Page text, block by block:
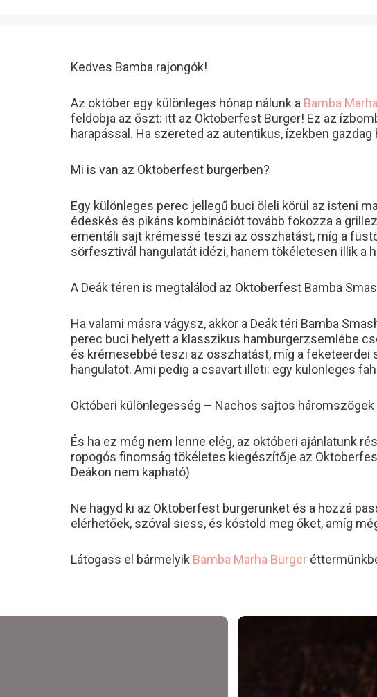
Kedves Bamba rajongók!
Az október egy különleges hónap nálunk a Bamba
feldobja az őszt: itt az Oktoberfest Burger! Ez az
harapással. Ha szereted az autentikus, ízekben
Mi is van az Oktoberfest burgerben?
Egy különleges perec jellegű buci öleli körül az isteni
édeskés és pikáns kombinációt tovább fokozza a
ementáli sajt krémessé teszi az összhatást, míg a
sörfesztivál hangulatát idézi, hanem tökéletesen illik a
A Deák téren is megtalálod az Oktoberfest Bamba
Ha valami másra vágysz, akkor a Deák téri Bamba
perec buci helyett a klasszikus hamburgerzsemlébe
és krémesebbé teszi az összhatást, míg a feketeerdei
hangulatot. Ami pedig a csavart illeti: egy különleges
Októberi különlegesség – Nachos sajtos háromszögek
És ha ez még nem lenne elég, az októberi ajánlatunk
ropogós finomság tökéletes kiegészítője az
Deákon nem kapható)
Ne hagyd ki az Oktoberfest burgerünket és a hozzá
elérhetőek, szóval siess, és kóstold meg őket, amíg
Látogass el bármelyik Bamba Marha Burger